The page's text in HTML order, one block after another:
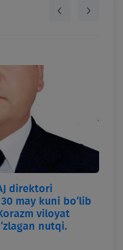
direktori
may kuni bo‘lib
viloyat
nutqi.